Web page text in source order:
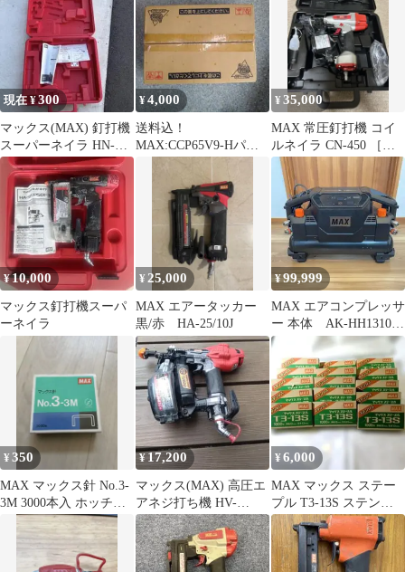
現在 ¥300
マックス(MAX) 釘打機
スーパーネイラ HN-
R38D1 ケースのみ
¥4,000
送料込！
MAX:CCP65V9-Hパワ
¥35,000
MAX 常圧釘打機 コイ
ルネイラ CN-450 ［期
間限定 値下げ中］
¥10,000
マックス釘打機スーパ
ーネイラ
¥25,000
MAX エアータッカー
黒/赤 HA-25/10J
¥99,999
MAX エアコンプレッサ
ー 本体 AK-HH1310E
ブラック 高圧4口
¥350
MAX マックス針 No.3-
3M 3000本入 ホッチキ
ス針
¥17,200
マックス(MAX) 高圧エ
アネジ打ち機 HV-
R41G4-G
¥6,000
MAX マックス ステー
プル T3-13S ステンレ
ス 15箱セットと、おま
け